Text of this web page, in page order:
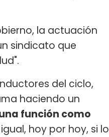
la actuación
sindicato que
del ciclo,
haciendo un
función como
hoy por hoy, si lo